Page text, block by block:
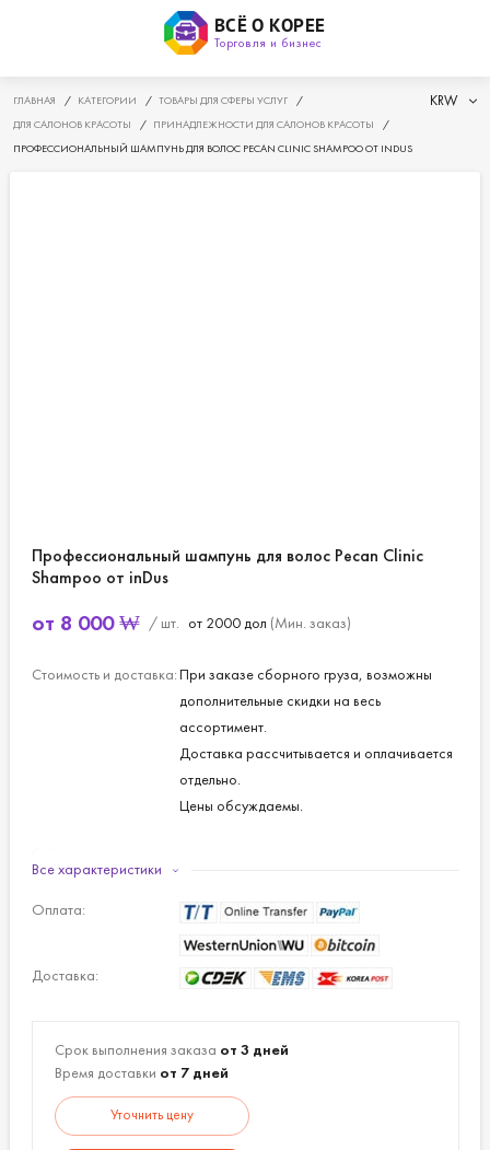
ВСЁ О КОРЕЕ
Торговля и бизнес
ГЛАВНАЯ / КАТЕГОРИИ / ТОВАРЫ ДЛЯ СФЕРЫ УСЛУГ
/
ДЛЯ САЛОНОВ КРАСОТЫ
/ ПРИНАДЛЕЖНОСТИ ДЛЯ САЛОНОВ КРАСОТЫ
/
ПРОФЕССИОНАЛЬНЫЙ ШАМПУНЬ ДЛЯ ВОЛОС PECAN CLINIC SHAMPOO ОТ INDUS
KRW
Профессиональный шампунь для волос Pecan Clinic
Shampoo от inDus
от 8 000 ₩ / шт. от 2000 дол (Мин. заказ)
Стоимость и доставка:При заказе сборного груза, возможны
дополнительные скидки на весь
ассортимент.
Доставка рассчитывается и оплачивается
отдельно.
Цены обсуждаемы.
Все характеристики
Оплата:
Доставка:
Срок выполнения заказа от 3 дней
Время доставки от 7 дней
Уточнить цену